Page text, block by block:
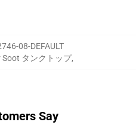
08-DEFAULT
Soot タンクトップ,
Say